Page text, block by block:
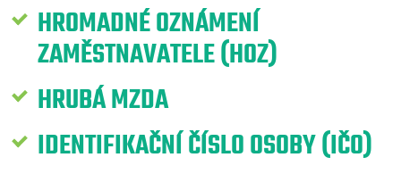
HROMADNÉ OZNÁMENÍ
ZAMĚSTNAVATELE (HOZ)
HRUBÁ MZDA
IDENTIFIKAČNÍ ČÍSLO OSOBY (IČO)